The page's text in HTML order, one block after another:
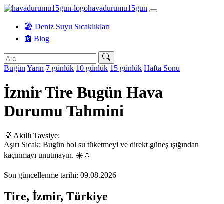
havadurumu15gun
🏖️ Deniz Suyu Sıcaklıkları
📰 Blog
Bugün Yarın 7 günlük 10 günlük 15 günlük Hafta Sonu
İzmir Tire Bugün Hava
Durumu Tahmini
💡 Akıllı Tavsiye:
Aşırı Sıcak: Bugün bol su tüketmeyi ve direkt güneş ışığından
kaçınmayı unutmayın. ☀️💧
Son güncellenme tarihi: 09.08.2026
Tire, İzmir, Türkiye